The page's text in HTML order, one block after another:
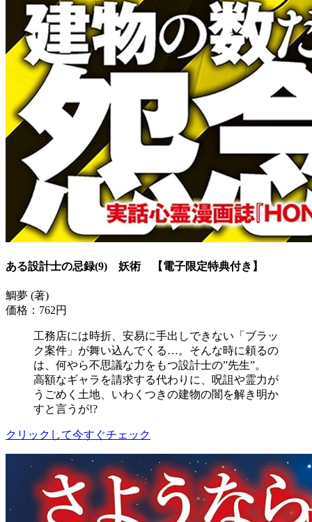
ある設計士の忌録(9) 妖術 【電子限定特典付き】
鯛夢 (著)
価格：762円
工務店には時折、安易に手出しできない「ブラッ
ク案件」が舞い込んでくる…。そんな時に頼るの
は、何やら不思議な力をもつ設計士の”先生”。
高額なギャラを請求する代わりに、呪詛や霊力が
うごめく土地、いわくつきの建物の闇を解き明か
すと言うが!?
クリックして今すぐチェック